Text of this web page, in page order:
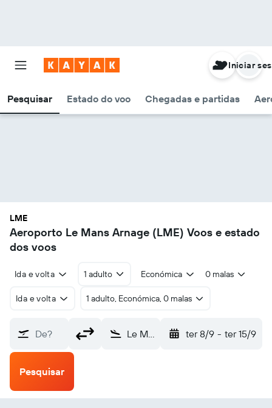
Pesquisar Estado do voo Chegadas e partidas
Iniciar
LME
Aeroporto Le Mans Arnage (LME) Voos e estado
dos voos
Ida e volta 1 adulto Económica 0 malas
Ida e volta 1 adulto, Económica, 0 malas
De? Le Mans Arnage (LME) ter 8/9 - ter 15/9
Pesquisar